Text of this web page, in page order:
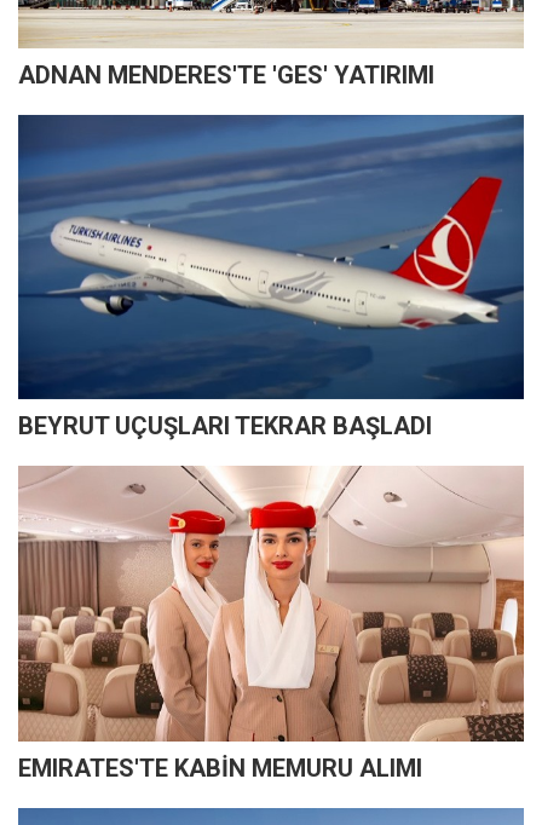
ADNAN MENDERES'TE 'GES' YATIRIMI
BEYRUT UÇUŞLARI TEKRAR BAŞLADI
EMIRATES'TE KABİN MEMURU ALIMI